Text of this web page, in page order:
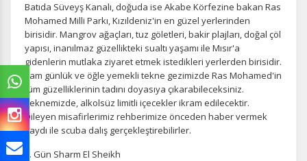
Batıda Süveyş Kanalı, doğuda ise Akabe Körfezine bakan Ras
Mohamed Milli Parkı, Kızıldeniz'in en güzel yerlerinden
birisidir. Mangrov ağaçları, tuz göletleri, bakir plajları, doğal çöl
yapısı, inanılmaz güzellikteki sualtı yaşamı ile Mısır'a
gidenlerin mutlaka ziyaret etmek istedikleri yerlerden birisidir.
Tam günlük ve öğle yemekli tekne gezimizde Ras Mohamed'in
tüm güzelliklerinin tadını doyasıya çıkarabileceksiniz.
Teknemizde, alkolsüz limitli içecekler ikram edilecektir.
Dileyen misafirlerimiz rehberimize önceden haber vermek
kaydı ile scuba dalış gerçekleştirebilirler.
3. Gün Sharm El Sheikh